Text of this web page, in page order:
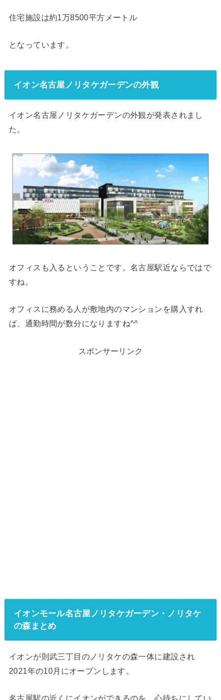
住宅施設は約1万8500平方メートル
となっています。
イオン名古屋ノリタケガーデンの外観
イオン名古屋ノリタケガーデンの外観が発表されまし
た。
オフィスも入るということです。名古屋駅近ならではで
すね。
オフィスに務める人が敷地内のマンションを購入すれ
ば、通勤時間が数分になりますね^^
スポンサーリンク
イオンモール名古屋ノリタケガーデン・ノリタケ
の森まとめ
イオンが則武三丁目のノリタケの森一体に建設され
2021年の10月にオープンします。
名古屋駅の近くにイオンができるのを、心待ちにしてい